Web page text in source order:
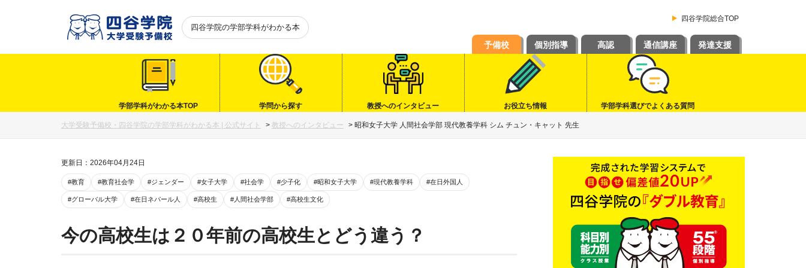
四谷学院の学部学科がわかる本
四谷学院総合TOP
予備校 個別指導 高認 通信講座 発達支援
学部学科がわかる本TOP 学問から探す 教授へのインタビュー お役立ち情報 学部学科選びでよくある質問
大学受験予備校・四谷学院の学部学科がわかる本 | 公式サイト > 教授へのインタビュー > 昭和女子大学 人間社会学部 現代教養学科 シム チュン・キャット 先生
更新日：2026年04月24日
#教育 #教育社会学 #ジェンダー #女子大学 #社会学 #少子化 #昭和女子大学 #現代教養学科 #在日外国人
#グローバル大学 #在日ネパール人 #高校生 #人間社会学部 #高校生文化
今の高校生は２０年前の高校生とどう違う？